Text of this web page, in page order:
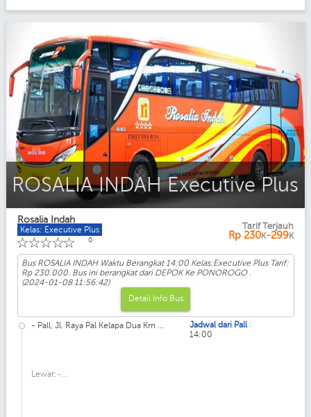
ROSALIA INDAH Executive Plus
Rosalia Indah
Kelas: Executive Plus
☆
☆
☆
☆
☆ 0
Tarif Terjauh
Rp 230K-299K
Bus ROSALIA INDAH Waktu Berangkat 14:00 Kelas:Executive Plus Tarif:
Rp 230.000. Bus ini berangkat dari DEPOK Ke PONOROGO .
(2024-01-08 11:56:42)
Detail Info Bus
- Pall, Jl. Raya Pal Kelapa Dua Km ...
Lewat:-...
Jadwal dari Pall :
14:00